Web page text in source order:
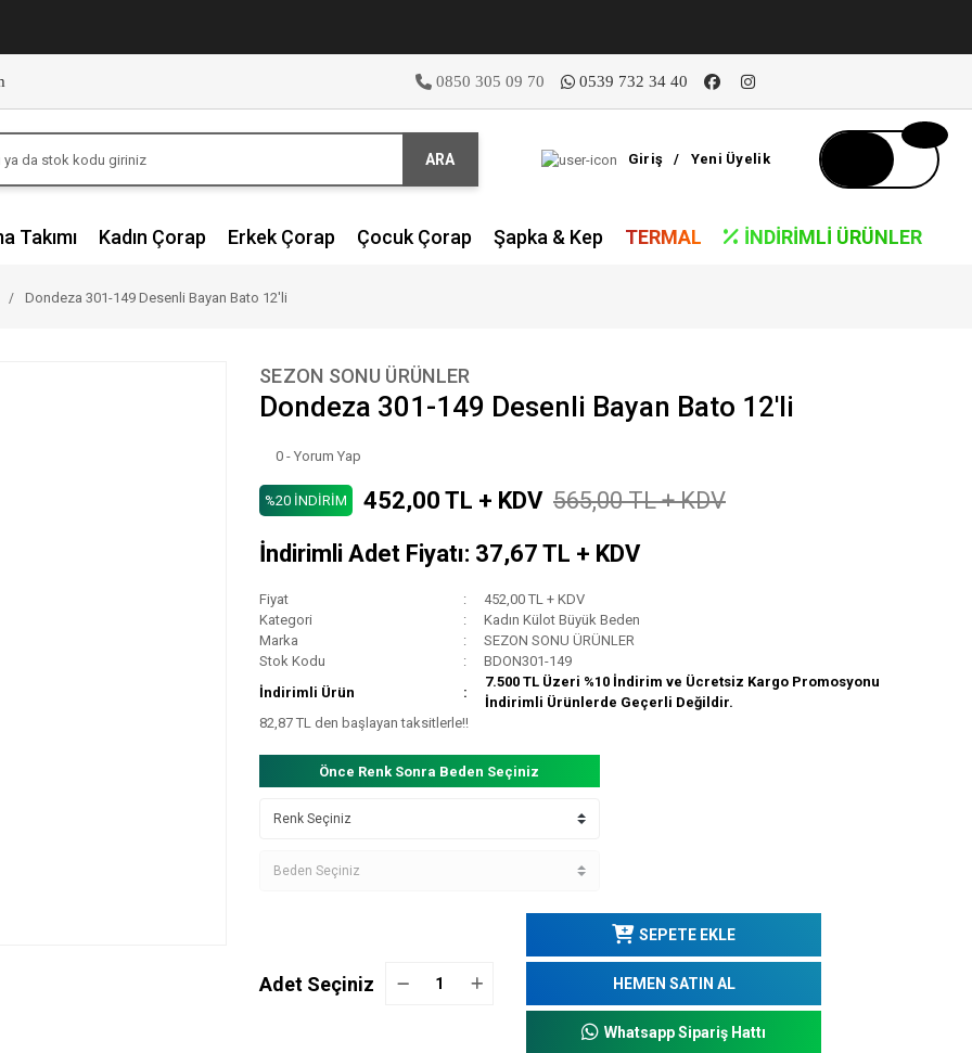
0850 305 09 70 0539 732 34 40
ARA Giriş / Yeni Üyelik
Takımı Kadın Çorap Erkek Çorap Çocuk Çorap Şapka & Kep TERMAL İNDIRIMLI ÜRÜNLER
Dondeza 301-149 Desenli Bayan Bato 12'li
SEZON SONU ÜRÜNLER
Dondeza 301-149 Desenli Bayan Bato 12'li
0 - Yorum Yap
%20 İNDİRİM 452,00 TL + KDV 565,00 TL + KDV
İndirimli Adet Fiyatı: 37,67 TL + KDV
Fiyat
452,00 TL + KDV
Kategori
Kadın Külot Büyük Beden
Marka
SEZON SONU ÜRÜNLER
Stok Kodu
BDON301-149
İndirimli Ürün
7.500 TL Üzeri %10 İndirim ve Ücretsiz Kargo Promosyonu
İndirimli Ürünlerde Geçerli Değildir.
82,87 TL den başlayan taksitlerle!!
Önce Renk Sonra Beden Seçiniz
Adet Seçiniz
SEPETE EKLE
HEMEN SATIN AL
Whatsapp Sipariş Hattı